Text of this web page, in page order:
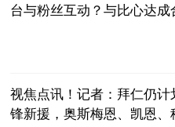
台与粉丝互动？与比心达成
视焦点讯！记者：拜仁仍计
锋新援，奥斯梅恩、凯恩、